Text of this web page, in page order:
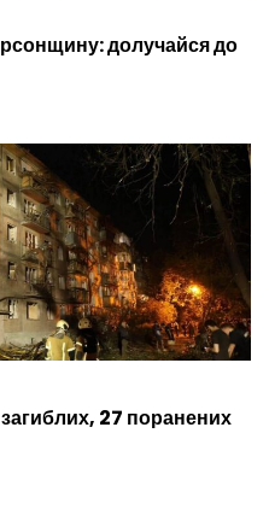
долучайся до
27 поранених